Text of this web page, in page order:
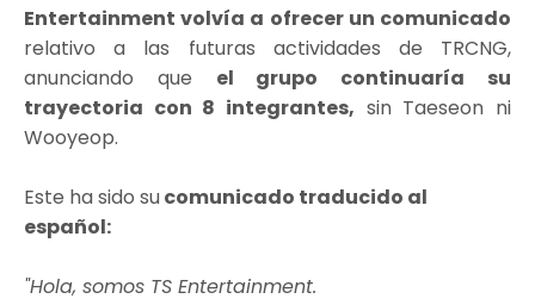
Entertainment volvía a ofrecer un comunicado
relativo a las futuras actividades de TRCNG,
anunciando que el grupo continuaría su
trayectoria con 8 integrantes, sin Taeseon ni
Wooyeop.
Este ha sido sucomunicado traducido al
español:
"Hola, somos TS Entertainment.